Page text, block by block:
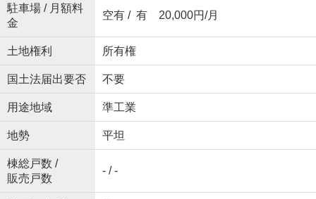
駐車場 / 月額料
金
空有 / 有 20,000円/月
土地権利 所有権
国土法届出要否 不要
用途地域 準工業
地勢 平坦
棟総戸数 /
販売戸数
- / -